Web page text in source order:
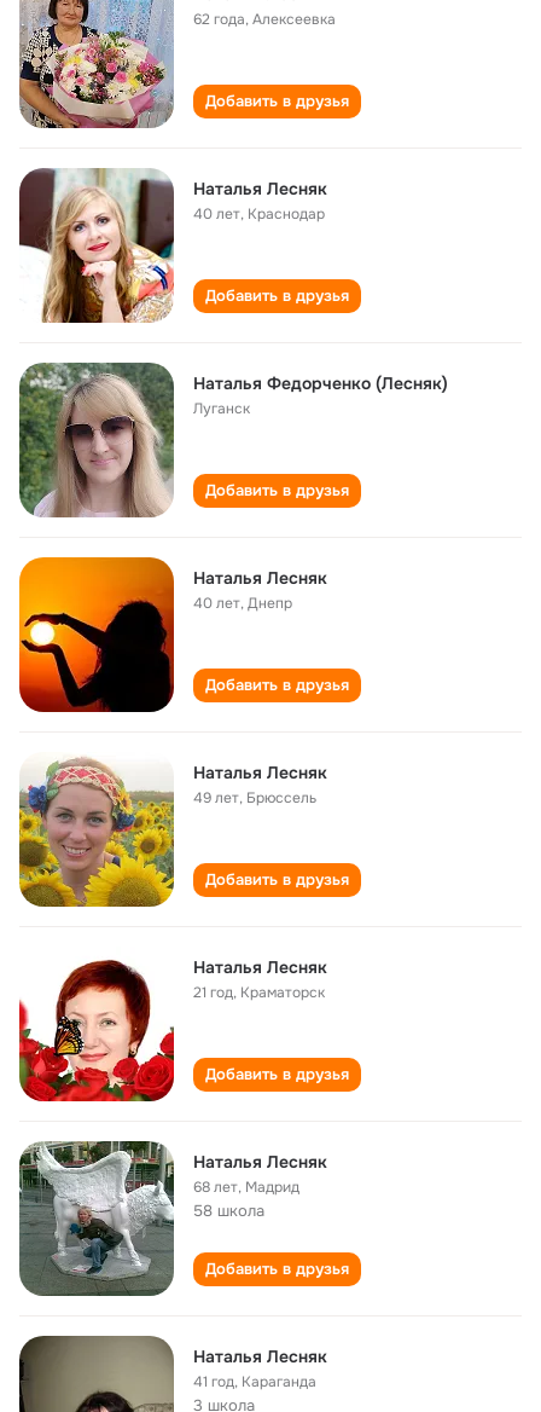
62 года,Алексеевка
Добавить в друзья
Наталья Лесняк
40 лет, Краснодар
Добавить в друзья
Наталья Федорченко (Лесняк)
Луганск
Добавить в друзья
Наталья Лесняк
40 лет,Днепр
Добавить в друзья
Наталья Лесняк
49 лет, Брюссель
Добавить в друзья
Наталья Лесняк
21 год, Краматорск
Добавить в друзья
Наталья Лесняк
68 лет, Мадрид
58 школа
Добавить в друзья
Наталья Лесняк
41 год, Караганда
3 школа